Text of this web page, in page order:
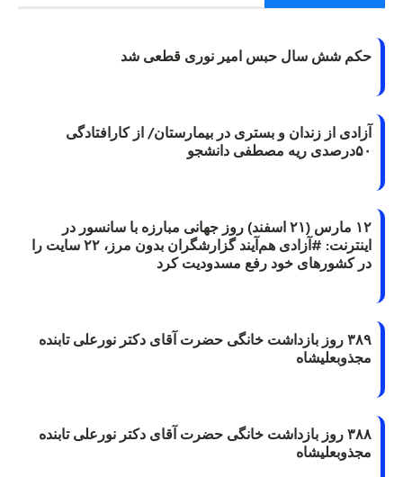
حکم شش سال حبس امیر نوری قطعی شد
آزادی از زندان و بستری در بیمارستان/ از کارافتادگی
۵۰درصدی ریه مصطفی دانشجو
۱۲ مارس (۲۱ اسفند) روز جهانی مبارزه با سانسور در
اینترنت: #آزادی هم‌آیند گزارشگران‌ بدون مرز، ۲۲ سایت را
در کشورهای خود رفع مسدودیت کرد
۳۸۹ روز بازداشت خانگی حضرت آقای دکتر نورعلی تابنده
مجذوبعلیشاه
۳۸۸ روز بازداشت خانگی حضرت آقای دکتر نورعلی تابنده
مجذوبعلیشاه